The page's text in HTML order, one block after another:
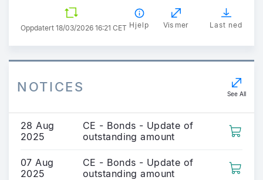
Oppdatert 18/03/2026 16:21 CET Hjelp Vis mer Last ned
NOTICES See All
28 Aug
2025
CE - Bonds - Update of
outstanding amount
07 Aug
2025
CE - Bonds - Update of
outstanding amount